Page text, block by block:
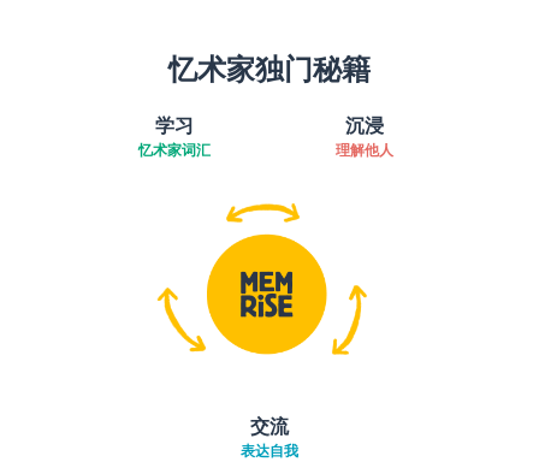
忆术家独门秘籍
学习
忆术家词汇
沉浸
理解他人
交流
表达自我